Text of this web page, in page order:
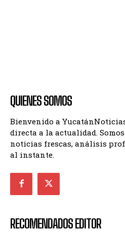
QUIENES SOMOS
Bienvenido a
directa a la actualidad.
noticias frescas, análisis
al instante.
RECOMENDADOS EDITOR